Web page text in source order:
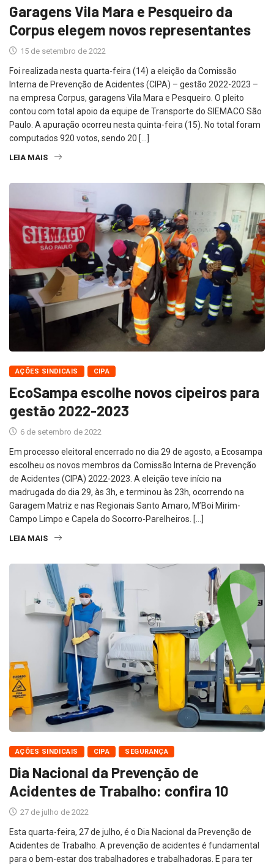
Garagens Vila Mara e Pesqueiro da
Corpus elegem novos representantes
15 de setembro de 2022
Foi realizada nesta quarta-feira (14) a eleição da Comissão
Interna de Prevenção de Acidentes (CIPA) – gestão 2022-2023 –
na empresa Corpus, garagens Vila Mara e Pesqueiro. O pleito
contou com total apoio da equipe de Transporte do SIEMACO São
Paulo. A apuração ocorreu nesta quinta-feira (15). No total foram
computados 920 votos, sendo 20 […]
LEIA MAIS
AÇÕES SINDICAIS CIPA
EcoSampa escolhe novos cipeiros para
gestão 2022-2023
6 de setembro de 2022
Em processo eleitoral encerrado no dia 29 de agosto, a Ecosampa
escolheu os novos membros da Comissão Interna de Prevenção
de Acidentes (CIPA) 2022-2023. A eleição teve início na
madrugada do dia 29, às 3h, e terminou às 23h, ocorrendo na
Garagem Matriz e nas Regionais Santo Amaro, M’Boi Mirim-
Campo Limpo e Capela do Socorro-Parelheiros. […]
LEIA MAIS
AÇÕES SINDICAIS CIPA SEGURANÇA
Dia Nacional da Prevenção de
Acidentes de Trabalho: confira 10
27 de julho de 2022
Esta quarta-feira, 27 de julho, é o Dia Nacional da Prevenção de
Acidentes de Trabalho. A prevenção de acidentes é fundamental
para o bem-estar dos trabalhadores e trabalhadoras. E para ter